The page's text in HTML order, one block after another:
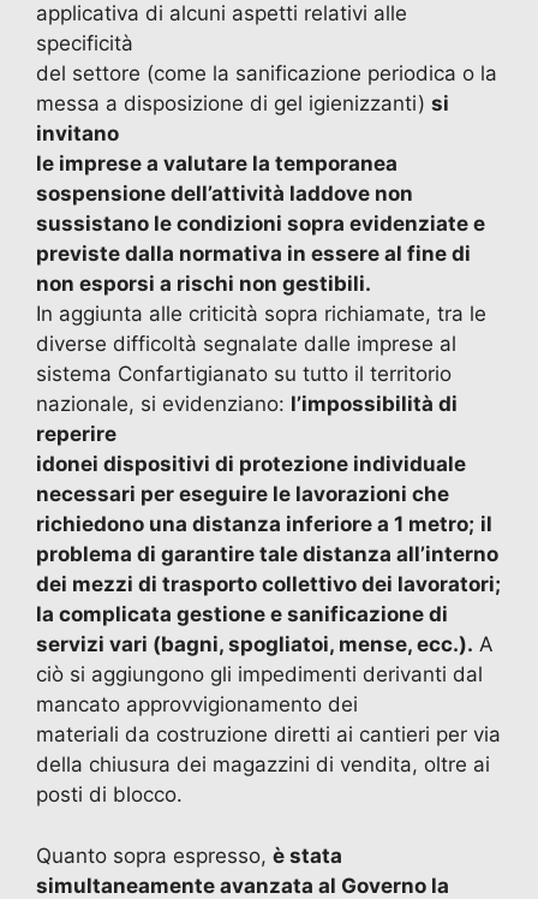
applicativa di alcuni aspetti relativi alle
specificità
del settore (come la sanificazione periodica o la
messa a disposizione di gel igienizzanti) si
invitano
le imprese a valutare la temporanea
sospensione dell’attività laddove non
sussistano le condizioni sopra evidenziate e
previste dalla normativa in essere al fine di
non esporsi a rischi non gestibili.
In aggiunta alle criticità sopra richiamate, tra le
diverse difficoltà segnalate dalle imprese al
sistema Confartigianato su tutto il territorio
nazionale, si evidenziano: l’impossibilità di
reperire
idonei dispositivi di protezione individuale
necessari per eseguire le lavorazioni che
richiedono una distanza inferiore a 1 metro; il
problema di garantire tale distanza all’interno
dei mezzi di trasporto collettivo dei lavoratori;
la complicata gestione e sanificazione di
servizi vari (bagni, spogliatoi, mense, ecc.). A
ciò si aggiungono gli impedimenti derivanti dal
mancato approvvigionamento dei
materiali da costruzione diretti ai cantieri per via
della chiusura dei magazzini di vendita, oltre ai
posti di blocco.
Quanto sopra espresso, è stata
simultaneamente avanzata al Governo la